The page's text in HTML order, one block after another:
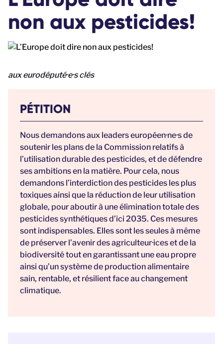
non aux pesticides!
aux eurodéputé·e·s clés
PÉTITION
Nous demandons aux leaders européen·ne·s de
soutenir les plans de la Commission relatifs à
l’utilisation durable des pesticides, et de défendre
ses ambitions en la matière. Pour cela, nous
demandons l’interdiction des pesticides les plus
toxiques ainsi que la réduction de leur utilisation
globale, pour aboutir à une élimination totale des
pesticides synthétiques d’ici 2035. Ces mesures
sont indispensables. Elles sont les seules à même
de préserver l’avenir des agriculteur·ices et de la
biodiversité tout en garantissant une eau propre
ainsi qu’un système de production alimentaire
sain, rentable, et résilient face au changement
climatique.